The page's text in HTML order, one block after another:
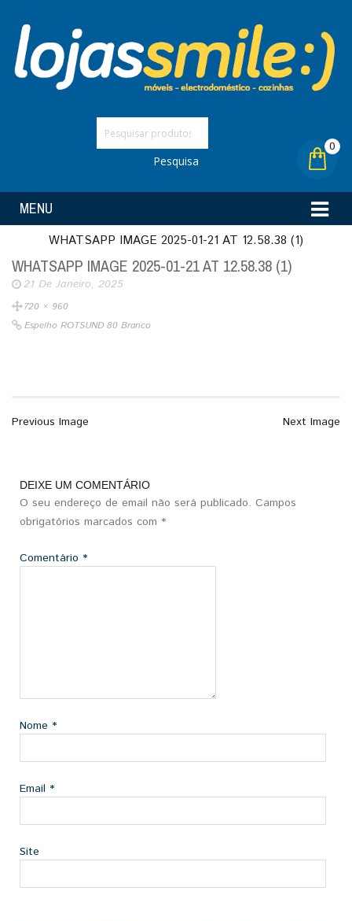
0
MENU
Pesquisa
WHATSAPP IMAGE 2025-01-21 AT 12.58.38 (1)
WHATSAPP IMAGE 2025-01-21 AT 12.58.38 (1)
21 De Janeiro, 2025
720 × 960
Espelho ROTSUND 80 Branco
Previous Image Next Image
DEIXE UM COMENTÁRIO
O seu endereço de email não será publicado. Campos
obrigatórios marcados com *
Comentário *
Nome *
Email *
Site